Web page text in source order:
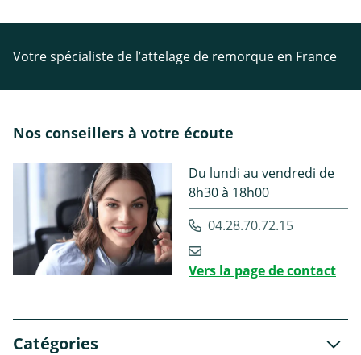
Votre spécialiste de l’attelage de remorque en France
Nos conseillers à votre écoute
Du lundi au vendredi de
8h30 à 18h00
04.28.70.72.15
Vers la page de contact
Catégories